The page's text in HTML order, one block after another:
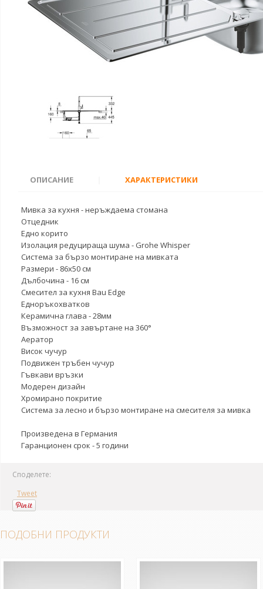
ОПИСАНИЕ ХАРАКТЕРИСТИКИ
Мивка за кухня - неръждаема стомана
Отцедник
Едно корито
Изолация редуцираща шума - Grohe Whisper
Система за бързо монтиране на мивката
Размери - 86х50 см
Дълбочина - 16 см
Смесител за кухня Bau Edge
Едноръкохватков
Керамична глава - 28мм
Възможност за завъртане на 360°
Аератор
Висок чучур
Подвижен тръбен чучур
Гъвкави връзки
Модерен дизайн
Хромирано покритие
Система за лесно и бързо монтиране на смесителя за мивка
Произведена в Германия
Гаранционен срок - 5 години
Споделете:
Tweet
ПОДОБНИ ПРОДУКТИ